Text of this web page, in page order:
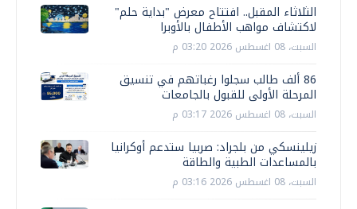
الثلاثاء المقبل.. افتتاح معرض "بداية حلم"
لاكتشاف مواهب الأطفال بالأوبرا
السبت، 08 اغسطس 2026 03:20 م
86 ألف طالب سجلوا رغباتهم في تنسيق
المرحلة الأولى للقبول بالجامعات
السبت، 08 اغسطس 2026 03:17 م
زيلينسكي من بلجراد: صربيا ستدعم أوكرانيا
بالمساعدات الطبية والطاقة
السبت، 08 اغسطس 2026 03:16 م